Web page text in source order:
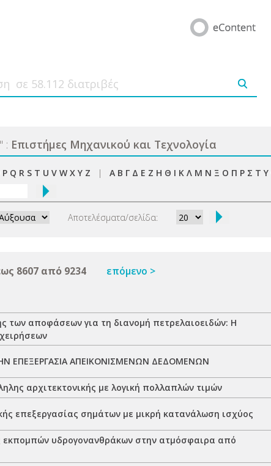
" : Επιστήμες Μηχανικού και Τεχνολογία
P Q R S T U V W X Y Z | Α Β Γ Δ Ε Ζ Η Θ Ι Κ Λ Μ Ν Ξ Ο Π Ρ Σ Τ Υ
Αποτελέσματα/σελίδα:
8607 από 9234 επόμενο >
των αποφάσεων για τη διανομή πετρελαιοειδών: Η
ΕΠΕΞΕΡΓΑΣΙΑ ΑΠΕΙΚΟΝΙΣΜΕΝΩΝ ΔΕΔΟΜΕΝΩΝ
αρχιτεκτονικής με λογική πολλαπλών τιμών
επεξεργασίας σημάτων με μικρή κατανάλωση ισχύος
υδρογονανθράκων στην ατμόσφαιρα από